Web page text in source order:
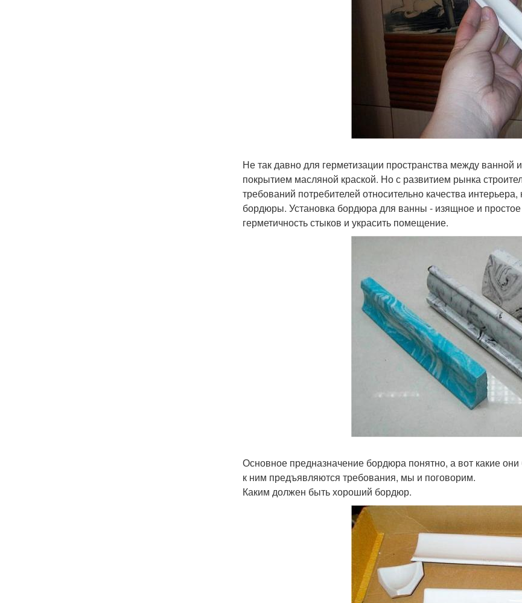
Не так давно для герметизации пространства между
покрытием масляной краской. Но с развитием рынка
требований потребителей относительно качества
бордюры. Установка бордюра для ванны - изящное и
герметичность стыков и украсить помещение.
Основное предназначение бордюра понятно, а вот какие
к ним предъявляются требования, мы и поговорим.
Каким должен быть хороший бордюр.